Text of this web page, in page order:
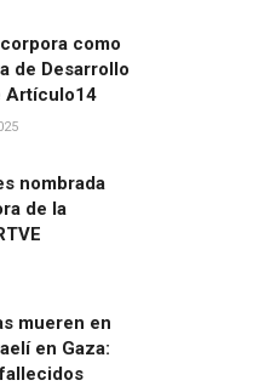
como
de Desarrollo
Artículo14
nombrada
de la
mueren en
en Gaza: